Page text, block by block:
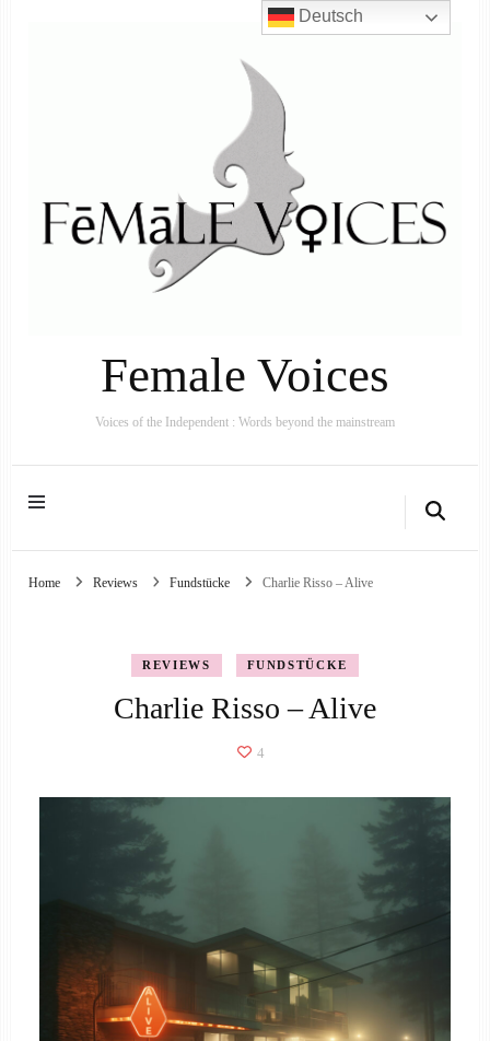
Female Voices
Voices of the Independent : Words beyond the mainstream
Home Reviews Fundstücke Charlie Risso – Alive
REVIEWS FUNDSTÜCKE
Charlie Risso – Alive
4
Deutsch